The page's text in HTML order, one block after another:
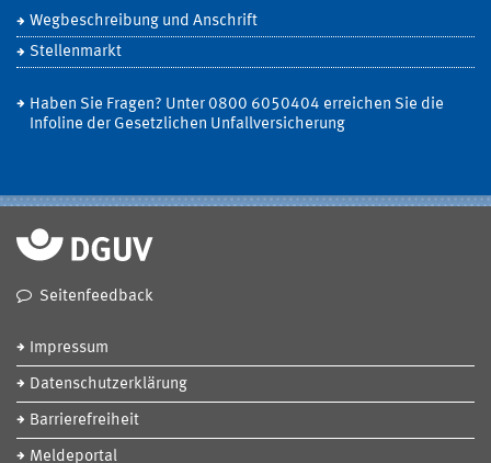
Wegbeschreibung und Anschrift
Stellenmarkt
Haben Sie Fragen? Unter 0800 6050404 erreichen Sie die
Infoline der Gesetzlichen Unfallversicherung
Seitenfeedback
Impressum
Datenschutzerklärung
Barrierefreiheit
Meldeportal